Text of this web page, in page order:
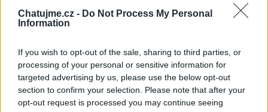
Chatujme.cz - Do Not Process My Personal
Information
If you wish to opt-out of the sale, sharing to third parties, or
processing of your personal or sensitive information for
targeted advertising by us, please use the below opt-out
section to confirm your selection. Please note that after your
opt-out request is processed you may continue seeing
Poslední 3 příspěvky na mé zdi
emiliee2
(před 3 lety)
Lásko ♥